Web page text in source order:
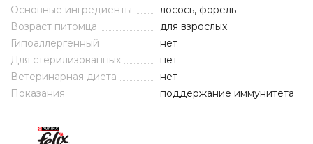
Основные ингредиенты
лосось, форель
Возраст питомца
для взрослых
Гипоаллергенный
нет
Для стерилизованных
нет
Ветеринарная диета
нет
Показания
поддержание иммунитета